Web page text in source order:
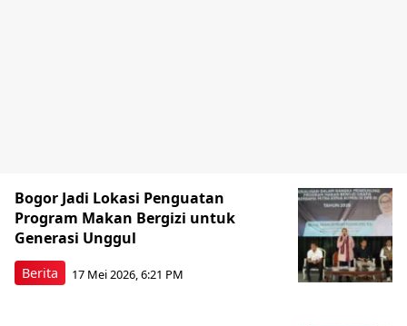
Berita
Bogor Jadi Lokasi Penguatan
Program Makan Bergizi untuk
Generasi Unggul
17 Mei 2026, 6:21 PM